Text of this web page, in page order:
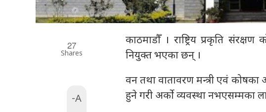
27
Shares
-A
काठमाडौँ । राष्ट्रिय प्रकृति
नियुक्त भएका छन् ।
वन तथा वातावरण मन्त्री एवं
हुने गरी अर्को व्यवस्था नभएसम्मका